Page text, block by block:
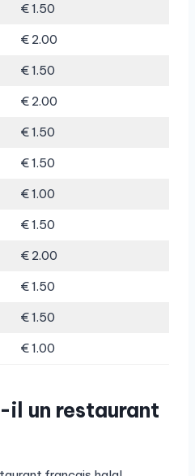
€ 1.50
€ 2.00
€ 1.50
€ 2.00
€ 1.50
€ 1.50
€ 1.00
€ 1.50
€ 2.00
€ 1.50
€ 1.50
€ 1.00
il un restaurant